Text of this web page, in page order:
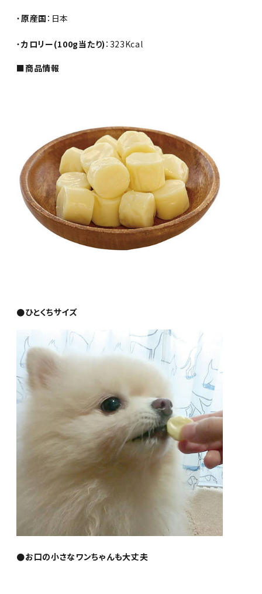
・原産国 ：日本
・カロリー(100g当たり) ：323Kcal
■商品情報
●ひとくちサイズ
●お口の小さなワンちゃんも大丈夫